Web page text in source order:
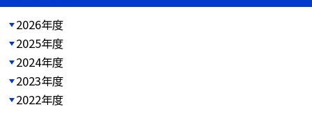
2026年度
2025年度
2024年度
2023年度
2022年度